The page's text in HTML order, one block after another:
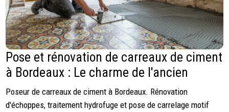
Pose et rénovation de carreaux de ciment
à Bordeaux : Le charme de l'ancien
Poseur de carreaux de ciment à Bordeaux. Rénovation
d'échoppes, traitement hydrofuge et pose de carrelage motif